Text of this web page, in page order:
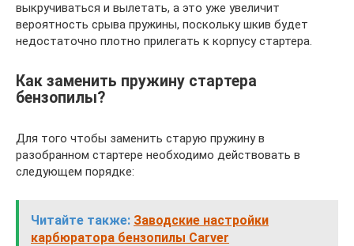
выкручиваться и вылетать, а это уже увеличит
вероятность срыва пружины, поскольку шкив будет
недостаточно плотно прилегать к корпусу стартера.
Как заменить пружину стартера
бензопилы?
Для того чтобы заменить старую пружину в
разобранном стартере необходимо действовать в
следующем порядке:
Читайте также: Заводские настройки
карбюратора бензопилы Carver